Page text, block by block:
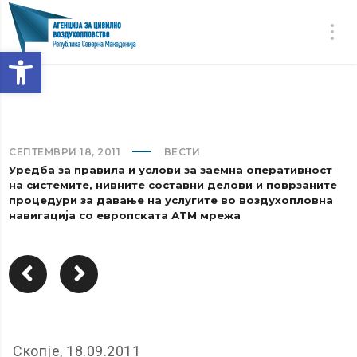
Open toolbar
СЕПТЕМВРИ 18, 2011 ВЕСТИ
Уредба за правила и услови за заемна оперативност
на системите, нивните составни делови и поврзаните
процедури за давање на услугите во воздухопловна
навигација со европската АТМ мрежа
Скопје, 18.09.2011